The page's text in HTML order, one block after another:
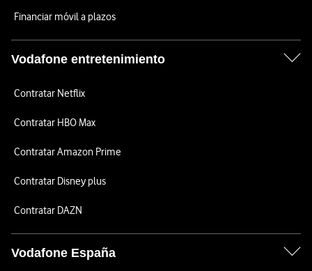
Financiar móvil a plazos
Vodafone entretenimiento
Contratar Netflix
Contratar HBO Max
Contratar Amazon Prime
Contratar Disney plus
Contratar DAZN
Vodafone España